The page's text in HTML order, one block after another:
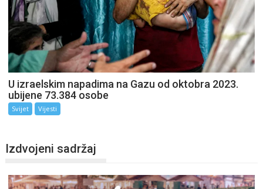
U izraelskim napadima na Gazu od oktobra 2023.
ubijene 73.384 osobe
Svijet Vijesti
Izdvojeni sadržaj